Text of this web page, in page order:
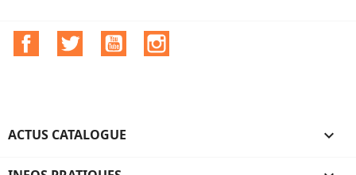
FacebookTwitter YouTube
ACTUS CATALOGUE 